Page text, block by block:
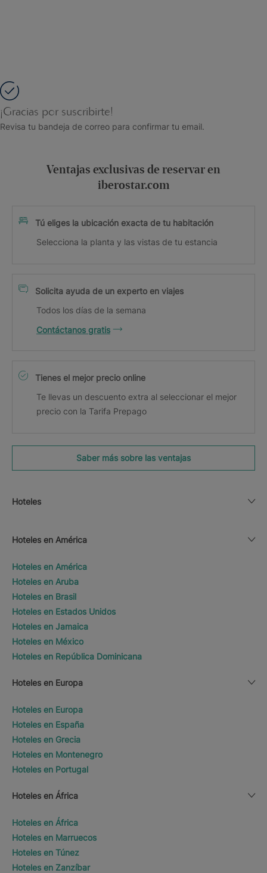
¡Gracias por suscribirte!
Revisa tu bandeja de correo para confirmar tu email.
Ventajas exclusivas de reservar en
iberostar.com
Tú eliges la ubicación exacta de tu habitación
Selecciona la planta y las vistas de tu estancia
Solicita ayuda de un experto en viajes
Todos los días de la semana
Contáctanos gratis
Tienes el mejor precio online
Te llevas un descuento extra al seleccionar el mejor
precio con la Tarifa Prepago
Saber más sobre las ventajas
Hoteles
Hoteles en América
Hoteles en América
Hoteles en Aruba
Hoteles en Brasil
Hoteles en Estados Unidos
Hoteles en Jamaica
Hoteles en México
Hoteles en República Dominicana
Hoteles en Europa
Hoteles en Europa
Hoteles en España
Hoteles en Grecia
Hoteles en Montenegro
Hoteles en Portugal
Hoteles en África
Hoteles en África
Hoteles en Marruecos
Hoteles en Túnez
Hoteles en Zanzíbar